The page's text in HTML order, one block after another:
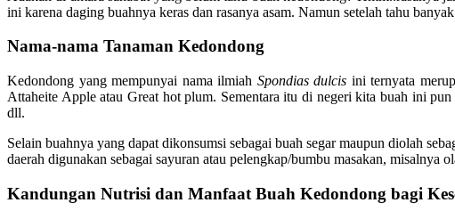
ini karena daging buahnya keras dan rasanya asam. Namun setelah tahu
Nama-nama Tanaman Kedondong
Kedondong yang mempunyai nama ilmiah Spondias dulcis ini ternyata
Attaheite Apple atau Great hot plum. Sementara itu di negeri kita buah ini
dll.
Selain buahnya yang dapat dikonsumsi sebagai buah segar maupun diolah
daerah digunakan sebagai sayuran atau pelengkap/bumbu masakan, misalnya
Kandungan Nutrisi dan Manfaat Buah Kedondong bagi